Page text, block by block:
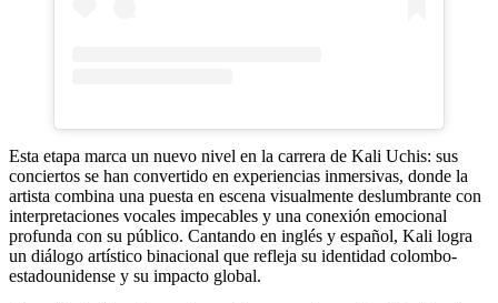
Esta etapa marca un nuevo nivel en la carrera de Kali Uchis: sus
conciertos se han convertido en experiencias inmersivas, donde la
artista combina una puesta en escena visualmente deslumbrante con
interpretaciones vocales impecables y una conexión emocional
profunda con su público. Cantando en inglés y español, Kali logra
un diálogo artístico binacional que refleja su identidad colombo-
estadounidense y su impacto global.